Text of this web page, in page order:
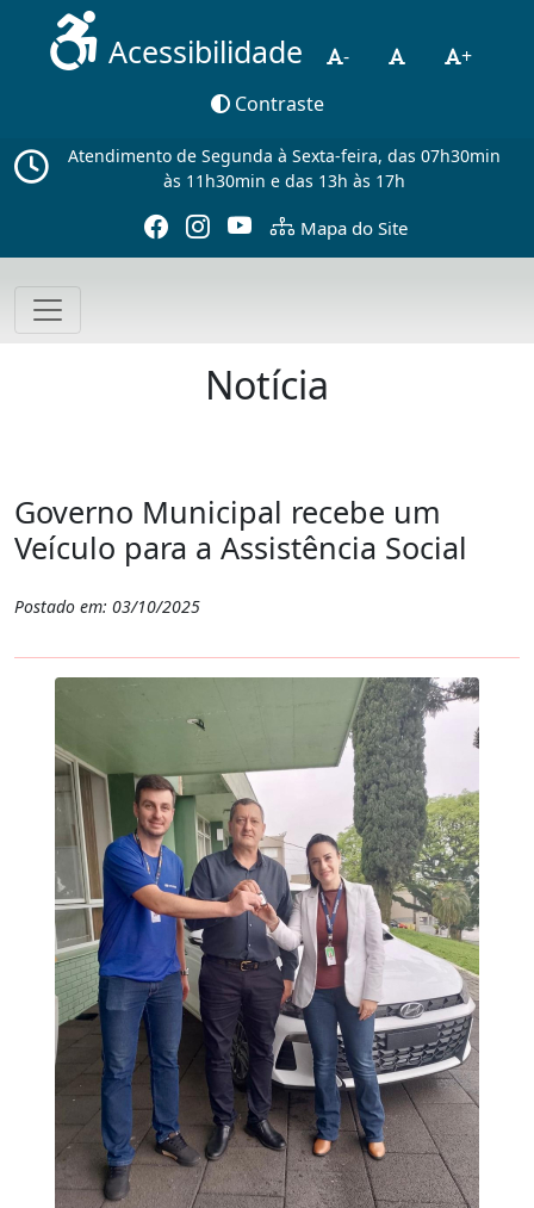
Acessibilidade -
+
Contraste
Atendimento de Segunda à Sexta-feira, das 07h30min
às 11h30min e das 13h às 17h
Mapa do Site
Notícia
Governo Municipal recebe um
Veículo para a Assistência Social
Postado em: 03/10/2025